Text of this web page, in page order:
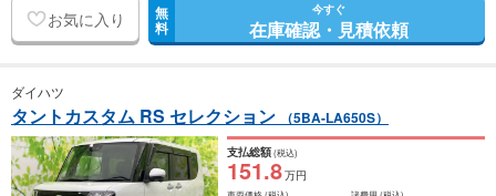
お気に入り 無
料
今すぐ
在庫確認・見積依頼
ダイハツ
タントカスタム RS セレクション （5BA-LA650S）
支払総額(税込)
151.8万円